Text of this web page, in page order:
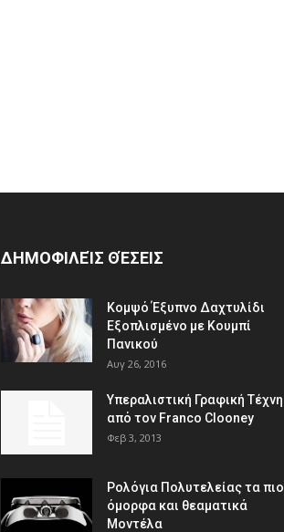
ΔΗΜΟΦΙΛΕΊΣ ΘΈΣΕΙΣ
Κομψό Έξυπνο Δαχτυλίδι
Εξοπλισμένο με Κουμπί
Πανικού
Αυγ 26, 2016
Υπεραλιστική Γραφική Τέχνη
από τον Franco Clooney
Φεβ 3, 2013
Ρολόγια Πολυτελείας τα πιο
όμορφα και θεαματικά
Μοντέλα